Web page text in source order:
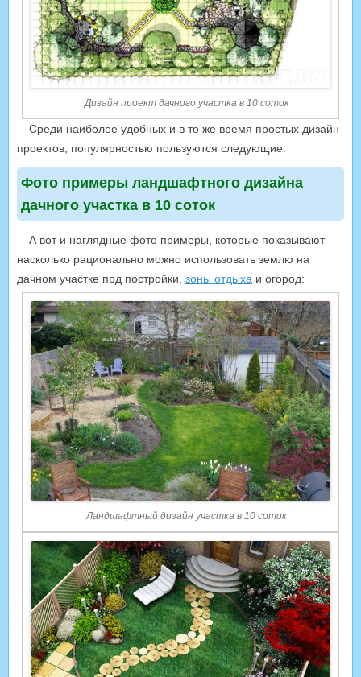
Дизайн проект дачного участка в 10 соток
Среди наиболее удобных и в то же время простых дизайн
проектов, популярностью пользуются следующие:
Фото примеры ландшафтного дизайна
дачного участка в 10 соток
А вот и наглядные фото примеры, которые показывают
насколько рационально можно использовать землю на
дачном участке под постройки, зоны отдыха и огород:
Ландшафтный дизайн участка в 10 соток